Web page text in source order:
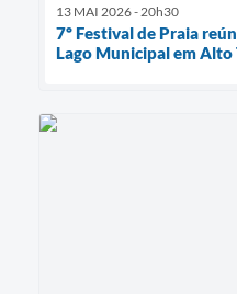
13 MAI 2026 - 20h30
7º Festival de Praia
Lago Municipal em Alto